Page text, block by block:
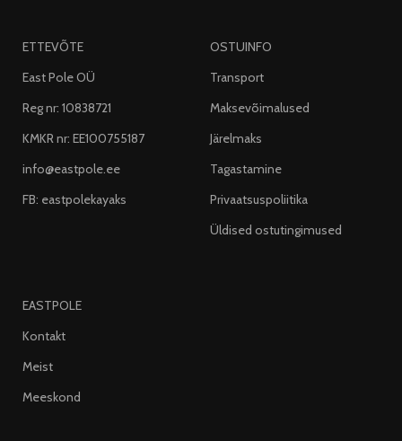
ETTEVÕTE
East Pole OÜ
Reg nr: 10838721
KMKR nr: EE100755187
info@eastpole.ee
FB: eastpolekayaks
OSTUINFO
Transport
Maksevõimalused
Järelmaks
Tagastamine
Privaatsuspoliitika
Üldised ostutingimused
EASTPOLE
Kontakt
Meist
Meeskond